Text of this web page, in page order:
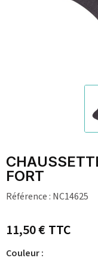
FORT
Référence : NC14625
11,50 €TTC
Couleur :